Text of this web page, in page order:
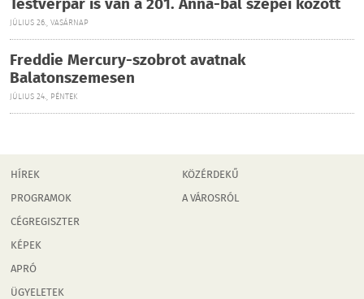
Testvérpár is van a 201. Anna-bál szépei között
JÚLIUS 26., VASÁRNAP
Freddie Mercury-szobrot avatnak
Balatonszemesen
JÚLIUS 24., PÉNTEK
HÍREK
PROGRAMOK
CÉGREGISZTER
KÉPEK
APRÓ
ÜGYELETEK
KÖZÉRDEKŰ
A VÁROSRÓL